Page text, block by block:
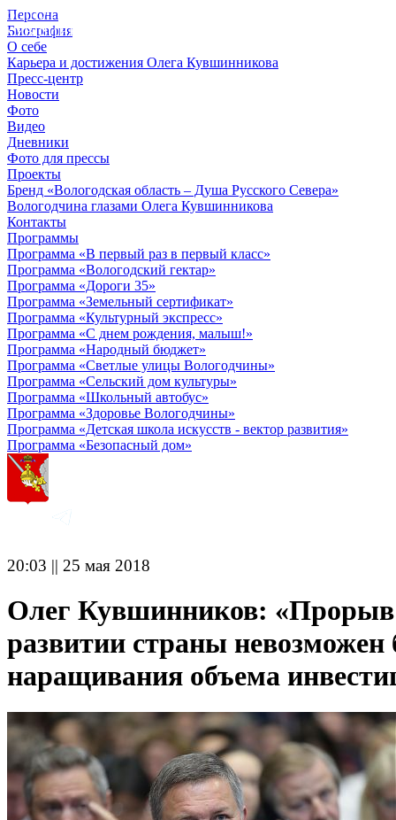
Персона
Биография
О себе
Карьера и достижения Олега Кувшинникова
Пресс-центр
Новости
Фото
Видео
Дневники
Фото для прессы
Проекты
Бренд «Вологодская область – Душа Русского Севера»
Вологодчина глазами Олега Кувшинникова
Контакты
Программы
Программа «В первый раз в первый класс»
Программа «Вологодский гектар»
Программа «Дороги 35»
Программа «Земельный сертификат»
Программа «Культурный экспресс»
Программа «С днем рождения, малыш!»
Программа «Народный бюджет»
Программа «Светлые улицы Вологодчины»
Программа «Сельский дом культуры»
Программа «Школьный автобус»
Программа «Здоровье Вологодчины»
Программа «Детская школа искусств - вектор развития»
Программа «Безопасный дом»
20:03 || 25 мая 2018
Олег Кувшинников:
развитии страны невозможен
наращивания объема
© 2012 - 2023,
КУВШИННИКОВ О.А.